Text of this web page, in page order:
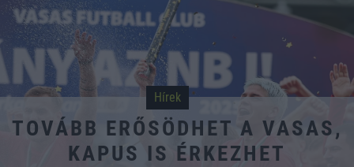
Hírek
TOVÁBB ERŐSÖDHET A VASAS,
KAPUS IS ÉRKEZHET